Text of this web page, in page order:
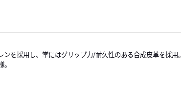
を採用し、掌にはグリップ力/耐久性のある合成皮革を採用。